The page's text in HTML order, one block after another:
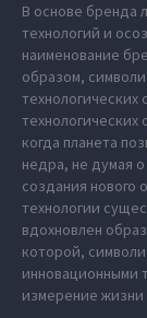
В основе бренда
технологий и
наименование
образом,
технологических
когда планета
недра, не думая
создания нового
технологии
вдохновлен
которой,
инновационными
измерение